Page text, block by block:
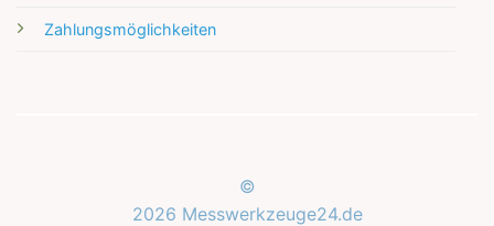
Zahlungsmöglichkeiten
©
2026 Messwerkzeuge24.de